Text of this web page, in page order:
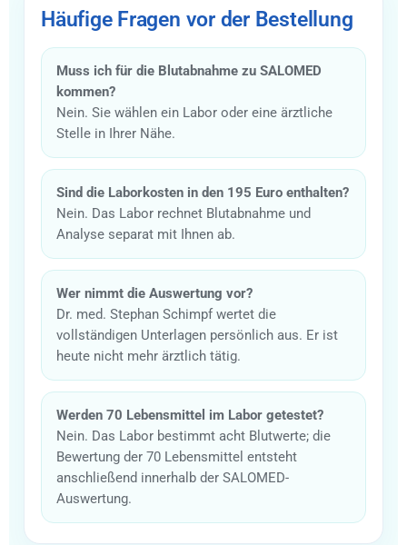
Häufige Fragen vor der Bestellung
Muss ich für die Blutabnahme zu SALOMED
kommen?
Nein. Sie wählen ein Labor oder eine ärztliche
Stelle in Ihrer Nähe.
Sind die Laborkosten in den 195 Euro enthalten?
Nein. Das Labor rechnet Blutabnahme und
Analyse separat mit Ihnen ab.
Wer nimmt die Auswertung vor?
Dr. med. Stephan Schimpf wertet die
vollständigen Unterlagen persönlich aus. Er ist
heute nicht mehr ärztlich tätig.
Werden 70 Lebensmittel im Labor getestet?
Nein. Das Labor bestimmt acht Blutwerte; die
Bewertung der 70 Lebensmittel entsteht
anschließend innerhalb der SALOMED-
Auswertung.